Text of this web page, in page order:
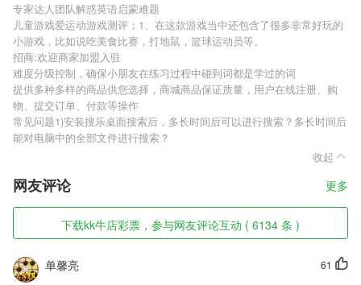
专家达人团队解惑英语启蒙难题
儿童游戏爱运动游戏测评：1、在这款游戏当中还包含了很多非常好玩的
小游戏，比如说吃美食比赛，打地鼠，篮球运动员等。
招商:欢迎商家加盟入驻
难度分级控制，确保小朋友在练习过程中碰到词都是学过的词
提供多种多样的商品供您选择，商城商品保证质量，用户在线注册、购
物、提交订单、付款等操作
常见问题1)安装搜乐桌面搜索后，多长时间后可以进行搜索？多长时间后
能对电脑中的全部文件进行搜索？
收起
网友评论 更多
下载kk牛店彩票，参与网友评论互动 ( 6134 条 )
61
单馨亮